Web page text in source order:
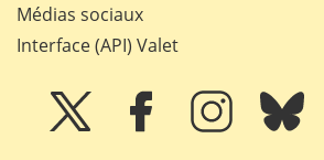
Médias sociaux
Interface (API) Valet